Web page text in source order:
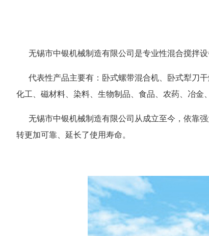
无锡市中银机械制造有限公司是专业性混合搅拌设
代表性产品主要有：卧式螺带混合机、卧式犁刀
化工、磁材料、染料、生物制品、食品、农药、冶金
无锡市中银机械制造有限公司从成立至今，依靠
转更加可靠、延长了使用寿命。